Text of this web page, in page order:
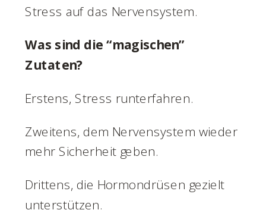
Stress auf das Nervensystem.
Was sind die “magischen”
Zutaten?
Erstens, Stress runterfahren.
Zweitens, dem Nervensystem wieder
mehr Sicherheit geben.
Drittens, die Hormondrüsen gezielt
unterstützen.